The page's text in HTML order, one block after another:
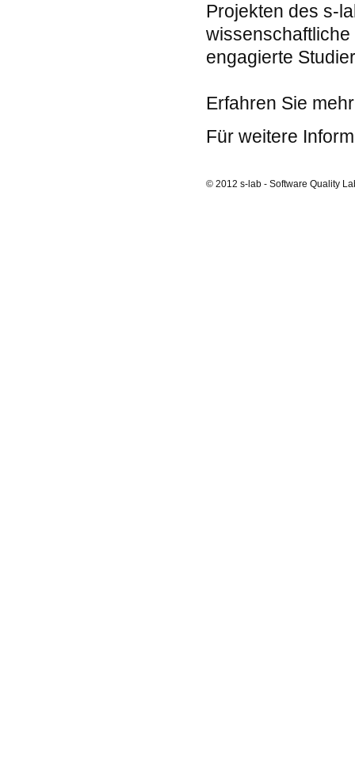
Projekten des s-
engagierte
Erfahren Sie
Für weitere
© 2012 s-lab - Software Quality